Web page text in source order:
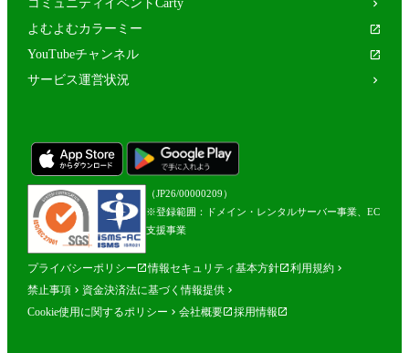
コミュニティイベントCarty
よむよむカラーミー
YouTubeチャンネル
サービス運営状況
（JP26/00000209）
※登録範囲：ドメイン・レンタルサーバー事業、EC
支援事業
プライバシーポリシー 情報セキュリティ基本方針
利用規約
禁止事項
資金決済法に基づく情報提供
Cookie使用に関するポリシー
会社概要 採用情報